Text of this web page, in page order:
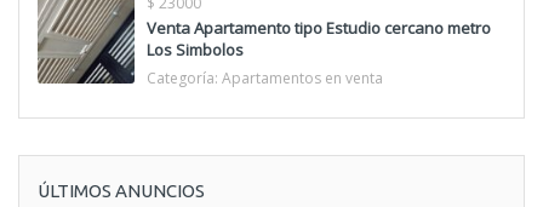
Venta Apartamento tipo Estudio cercano metro
Los Simbolos
Categoría: Apartamentos en venta
ÚLTIMOS ANUNCIOS